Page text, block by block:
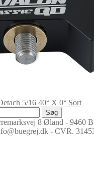
5/16 40° X 0° Sort
8 Øland - 9460
- CVR.